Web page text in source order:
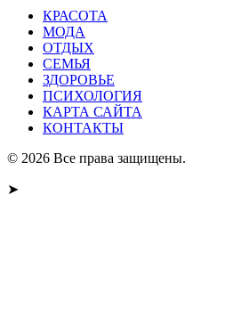
КРАСОТА
МОДА
ОТДЫХ
СЕМЬЯ
ЗДОРОВЬЕ
ПСИХОЛОГИЯ
КАРТА САЙТА
КОНТАКТЫ
© 2026 Все права защищены.
➤